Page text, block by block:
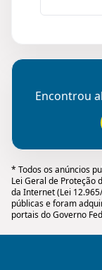
Encontrou
* Todos os anúncios
Lei Geral de Proteção
da Internet (Lei
públicas e foram
portais do Governo